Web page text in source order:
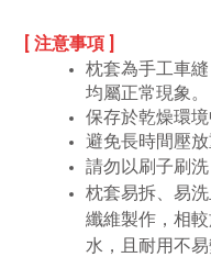
[ 注意事項 ]
枕套為手工車
均屬正常現象。
保存於乾燥環
避免長時間壓放
請勿以刷子刷洗
枕套易拆、易
纖維製作，相
水，且耐用不易